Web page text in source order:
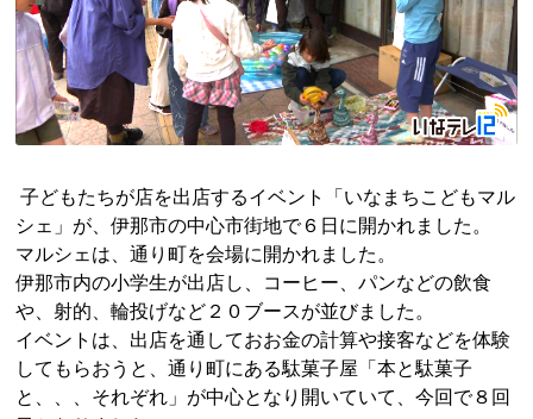
子どもたちが店を出店するイベント「いなまちこどもマル
シェ」が、伊那市の中心市街地で６日に開かれました。
マルシェは、通り町を会場に開かれました。
伊那市内の小学生が出店し、コーヒー、パンなどの飲食
や、射的、輪投げなど２０ブースが並びました。
イベントは、出店を通しておお金の計算や接客などを体験
してもらおうと、通り町にある駄菓子屋「本と駄菓子
と、、、それぞれ」が中心となり開いていて、今回で８回